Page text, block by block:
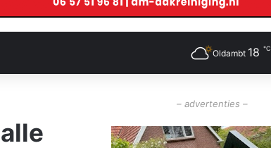
Oldambt 18 ℃
– advertenties –